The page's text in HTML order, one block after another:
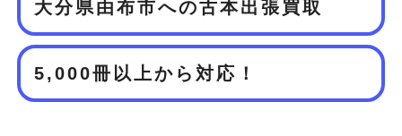
大分県由布市への古本出張買取
5,000冊以上から対応！